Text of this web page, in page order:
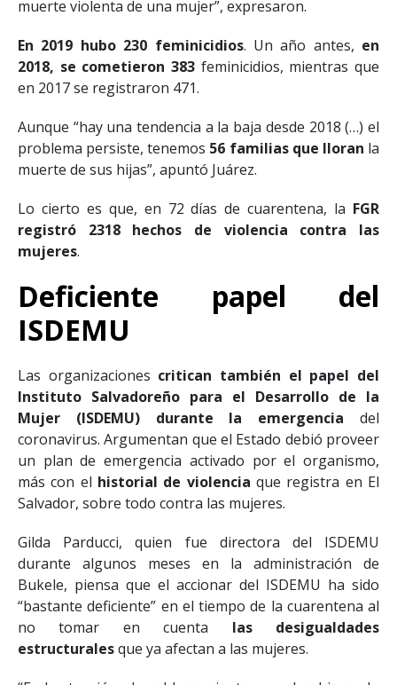
muerte violenta de una mujer”, expresaron.
En 2019 hubo 230 feminicidios. Un año antes, en
2018, se cometieron 383 feminicidios, mientras que
en 2017 se registraron 471.
Aunque “hay una tendencia a la baja desde 2018 (…) el
problema persiste, tenemos 56 familias que lloran la
muerte de sus hijas”, apuntó Juárez.
Lo cierto es que, en 72 días de cuarentena, la FGR
registró 2318 hechos de violencia contra las
mujeres.
Deficiente papel del
ISDEMU
Las organizaciones critican también el papel del
Instituto Salvadoreño para el Desarrollo de la
Mujer (ISDEMU) durante la emergencia del
coronavirus. Argumentan que el Estado debió proveer
un plan de emergencia activado por el organismo,
más con el historial de violencia que registra en El
Salvador, sobre todo contra las mujeres.
Gilda Parducci, quien fue directora del ISDEMU
durante algunos meses en la administración de
Bukele, piensa que el accionar del ISDEMU ha sido
“bastante deficiente” en el tiempo de la cuarentena al
no tomar en cuenta las desigualdades
estructuralesque ya afectan a las mujeres.